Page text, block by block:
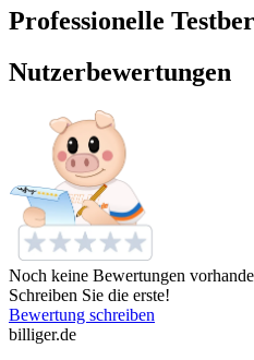
Professionelle
Nutzerbewertungen
Noch keine Bewertungen
Schreiben Sie die erste!
Bewertung schreiben
billiger.de